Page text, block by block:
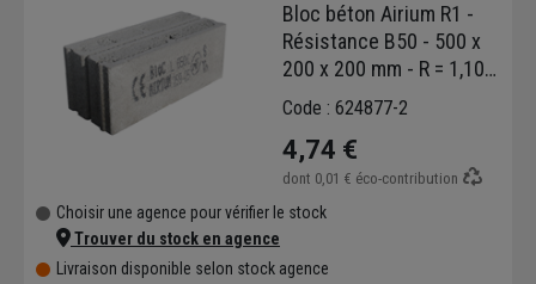
Bloc béton Airium R1 -
Résistance B50 - 500 x
200 x 200 mm - R = 1,10
m².K/W
Code : 624877-2
4,74 €
dont 0,01 € éco-contribution
Choisir une agence pour vérifier le stock
Trouver du stock en agence
Livraison disponible selon stock agence